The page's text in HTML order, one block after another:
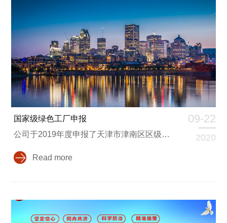
国家级绿色工厂申报
公司于2019年度申报了天津市津南区区级和天津市市级的绿色工厂认定，并申报认定成功，本着响应国家绿色发展的战略，公司于2020年度继续申报国家级的绿色工厂，在申报期间，由第三方对我公司进行了2019年度温室气体排放的核查并形成了报告（见附件1）
Read more
09-22
2020